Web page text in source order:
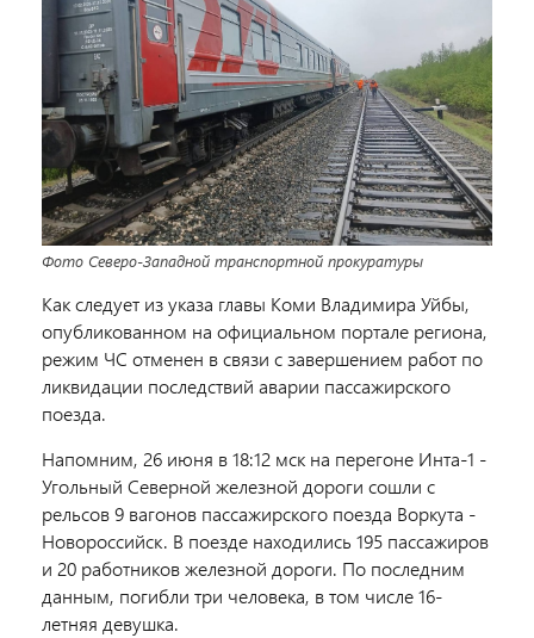
Фото Северо-Западной транспортной прокуратуры
Как следует из указа главы Коми Владимира Уйбы,
опубликованном на официальном портале региона,
режим ЧС отменен в связи с завершением работ по
ликвидации последствий аварии пассажирского
поезда.
Напомним, 26 июня в 18:12 мск на перегоне Инта-1 -
Угольный Северной железной дороги сошли с
рельсов 9 вагонов пассажирского поезда Воркута -
Новороссийск. В поезде находились 195 пассажиров
и 20 работников железной дороги. По последним
данным, погибли три человека, в том числе 16-
летняя девушка.